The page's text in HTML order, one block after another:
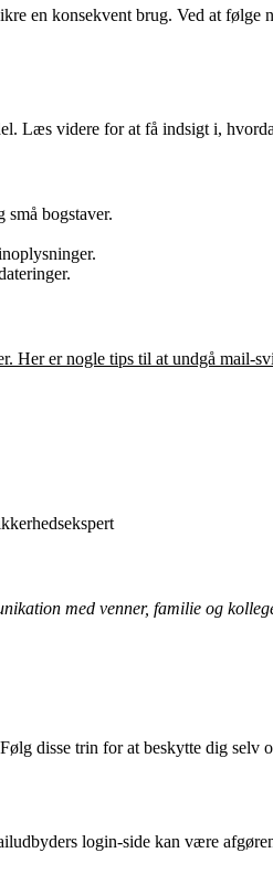
en konsekvent brug. Ved at
Læs videre for at få indsigt i,
bogstaver.
Her er nogle tips til at undgå mail-
med venner, familie og
disse trin for at beskytte dig selv
login-side kan være